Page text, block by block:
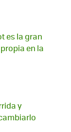
es la gran
en la
y